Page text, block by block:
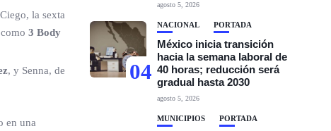
la sexta
3 Body
, y Senna, de
en una
agosto 5, 2026
04
NACIONAL PORTADA
México inicia transición
hacia la semana laboral de
40 horas; reducción será
gradual hasta 2030
agosto 5, 2026
MUNICIPIOS PORTADA